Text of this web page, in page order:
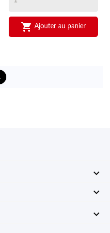
 Ajouter au panier


